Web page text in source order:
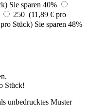
Sie sparen 40%
250 (11,89 € pro
Stück) Sie sparen 48%
Stück!
unbedrucktes Muster